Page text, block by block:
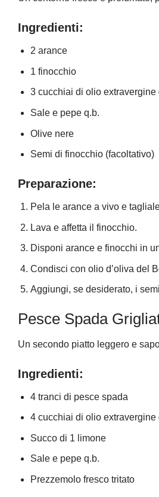
Ingredienti:
2 arance
1 finocchio
3 cucchiai di olio extravergine
Sale e pepe q.b.
Olive nere
Semi di finocchio (facoltativo)
Preparazione:
Pela le arance a vivo e
Lava e affetta il finocchio.
Disponi arance e finocchi in
Condisci con olio d’oliva del
Aggiungi, se desiderato, i
Pesce Spada
Un secondo piatto leggero e
Ingredienti:
4 tranci di pesce spada
4 cucchiai di olio extravergine
Succo di 1 limone
Sale e pepe q.b.
Prezzemolo fresco tritato